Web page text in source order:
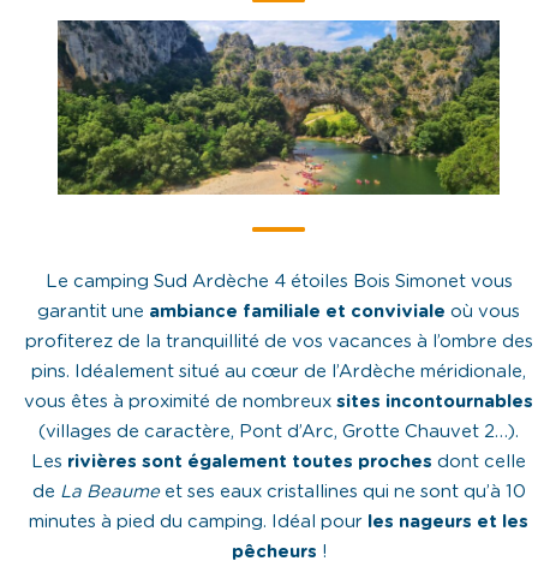
Le camping Sud Ardèche 4 étoiles Bois Simonet vous
garantit une ambiance familiale et conviviale où vous
profiterez de la tranquillité de vos vacances à l’ombre des
pins. Idéalement situé au cœur de l’Ardèche méridionale,
vous êtes à proximité de nombreux sites incontournables
(villages de caractère, Pont d’Arc, Grotte Chauvet 2…).
Les rivières sont également toutes proches dont celle
de La Beaumeet ses eaux cristallines qui ne sont qu’à 10
minutes à pied du camping. Idéal pour les nageurs et les
pêcheurs !